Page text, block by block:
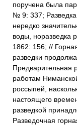
поручена была
№ 9: 337;
нередко
воды, норазведка
1862: 156; //
разведки
Предварительная
работам
россыпей,
настоящего
разведкой
Разведочная